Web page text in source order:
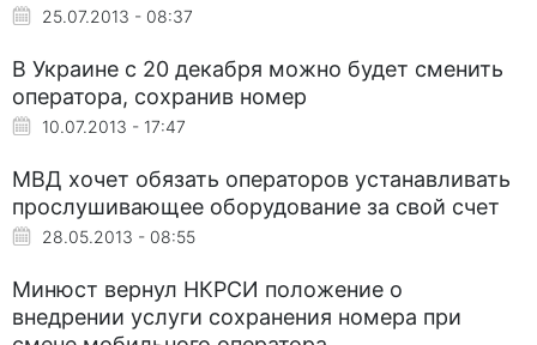
25.07.2013 - 08:37
В Украине с 20 декабря можно будет сменить
оператора, сохранив номер
10.07.2013 - 17:47
МВД хочет обязать операторов устанавливать
прослушивающее оборудование за свой счет
28.05.2013 - 08:55
Минюст вернул НКРСИ положение о
внедрении услуги сохранения номера при